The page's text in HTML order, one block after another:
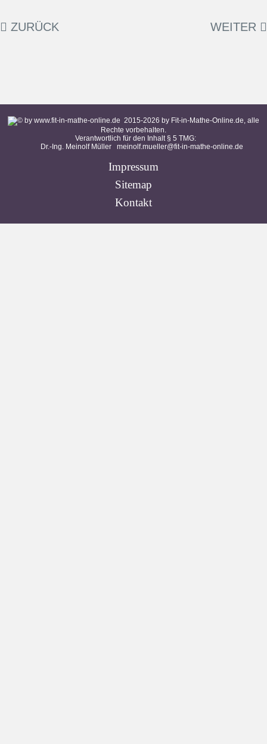
ZURÜCK WEITER
2015-2026 by Fit-in-Mathe-Online.de, alle
Rechte vorbehalten.
Verantwortlich für den Inhalt § 5 TMG:
Dr.-Ing. Meinolf Müller meinolf.mueller@fit-in-mathe-online.de
Impressum
Sitemap
Kontakt